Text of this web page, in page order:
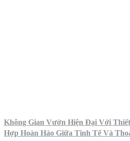
Không Gian Vườn Hiện Đại Với
Hợp Hoàn Hảo Giữa Tinh Tế Và